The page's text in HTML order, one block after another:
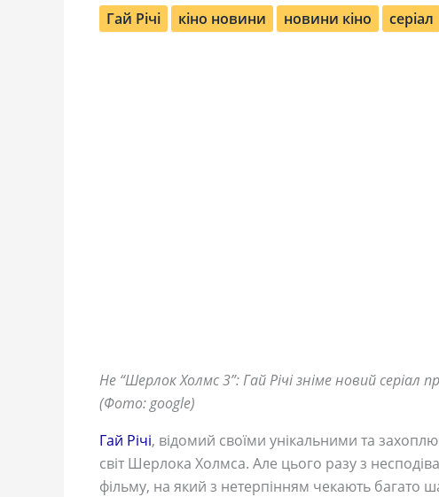
Гай Річі кіно новини новини кіно серіал
Не “Шерлок Холмс 3”: Гай Річі зніме новий серіал
(Фото: google)
Гай Річі, відомий своїми унікальними та
світ Шерлока Холмса. Але цього разу з
фільму, на який з нетерпінням чекають багато